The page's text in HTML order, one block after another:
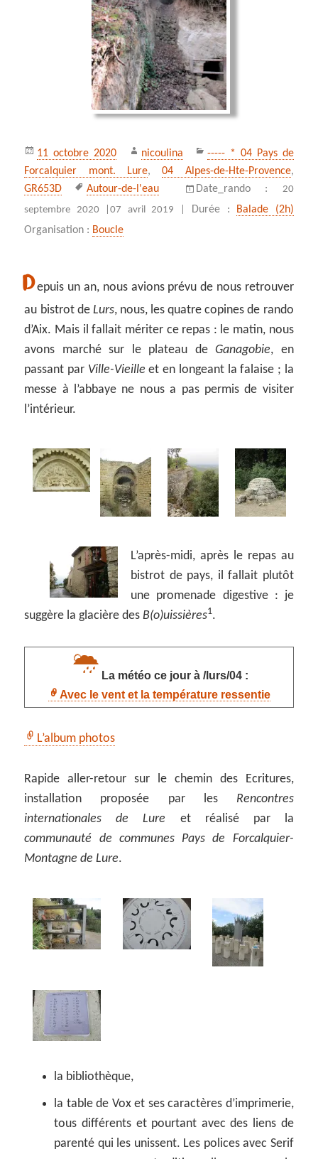
Publié
le
11 octobre 2020 Auteur
nicoulina Catégories
----- * 04 Pays de
Forcalquier mont. Lure,04 Alpes-de-Hte-Provence,
GR653D
Mots-
clés
Autour-de-l'eau Date_rando : 20
septembre 2020 |07 avril 2019 | Durée :
Balade (2h)
Organisation : Boucle
Depuis un an, nous avions prévu de nous retrouver
au bistrot de Lurs, nous, les quatre copines de rando
d’Aix. Mais il fallait mériter ce repas : le matin, nous
avons marché sur le plateau deGanagobie, en
passant par Ville-Vieille et en longeant la falaise ; la
messe à l’abbaye ne nous a pas permis de visiter
l’intérieur.
L’après-midi, après le repas au
bistrot de pays, il fallait plutôt
une promenade digestive : je
suggère la glacière desB(o)uissières1.
La météo ce jour à /lurs/04 :
Avec le vent et la température ressentie
L’album photos
Rapide aller-retour sur le chemin des Ecritures,
installation proposée par les Rencontres
internationales de Lure et réalisé par la
communauté de communes Pays de Forcalquier-
Montagne de Lure.
la bibliothèque,
la table de Vox et ses caractères d’imprimerie,
tous différents et pourtant avec des liens de
parenté qui les unissent. Les polices avec Serif